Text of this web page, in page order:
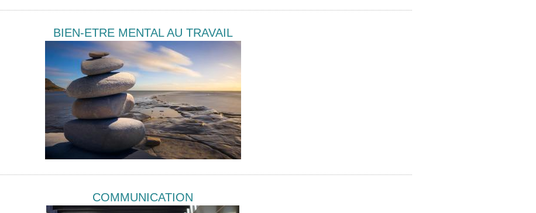
BIEN-ETRE MENTAL AU TRAVAIL
COMMUNICATION